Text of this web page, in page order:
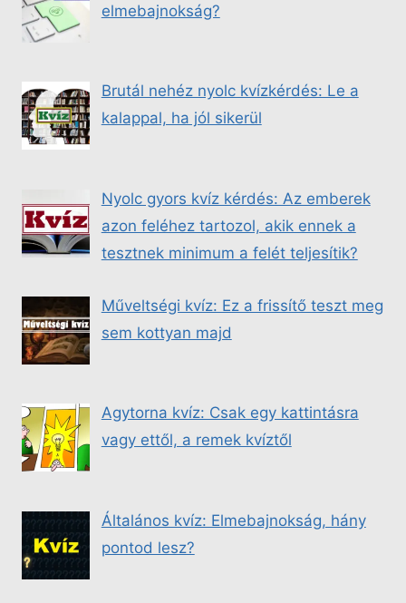
elmebajnokság?
Brutál nehéz nyolc kvízkérdés: Le a
kalappal, ha jól sikerül
Nyolc gyors kvíz kérdés: Az emberek
azon feléhez tartozol, akik ennek a
tesztnek minimum a felét teljesítik?
Műveltségi kvíz: Ez a frissítő teszt meg
sem kottyan majd
Agytorna kvíz: Csak egy kattintásra
vagy ettől, a remek kvíztől
Általános kvíz: Elmebajnokság, hány
pontod lesz?